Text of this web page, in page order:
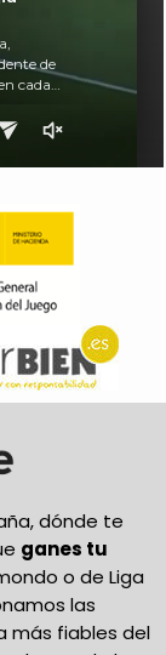
de
cada
dónde te
ganes tu
o de Liga
las
más fiables del